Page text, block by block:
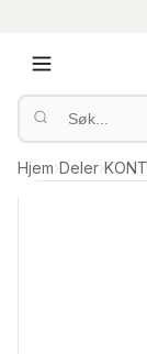
Hjem›Deler›